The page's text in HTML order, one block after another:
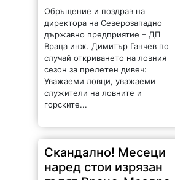
случай откриването на ловния
сезон за прелетен дивеч:
Уважаеми ловци, уважаеми
служители на ловните и
горските...
Скандално! Месеци
наред стои изрязан
пътят Враца-Мездра,
институциите спят!